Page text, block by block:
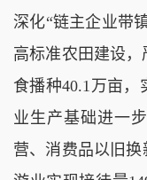
深化“链主企业带
高标准农田建设
食播种40.1万亩，
业生产基础进一
营、消费品以旧换